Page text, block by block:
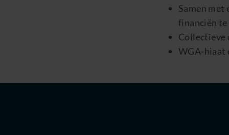
Samen met
financiën
Collectieve
WGA-hiaat